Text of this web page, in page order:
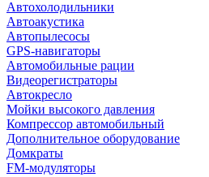
Автохолодильники
Автоакустика
Автопылесосы
GPS-навигаторы
Автомобильные рации
Видеорегистраторы
Автокресло
Мойки высокого давления
Компрессор автомобильный
Дополнительное оборудование
Домкраты
FM-модуляторы